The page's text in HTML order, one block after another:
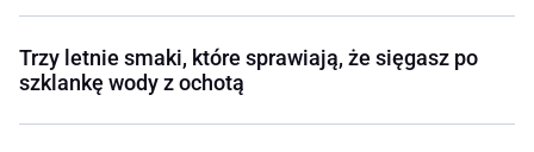
Trzy letnie smaki, które sprawiają, że sięgasz po
szklankę wody z ochotą